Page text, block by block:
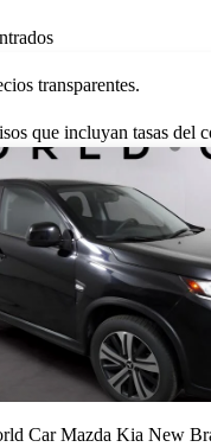
transparentes.
que incluyan tasas del
Car Mazda Kia New